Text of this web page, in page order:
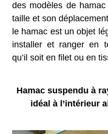
des modèles de
taille et son
le hamac est un objet
installer et ranger en
qu’il soit en filet ou en
Hamac suspendu à
idéal à l’intérieur